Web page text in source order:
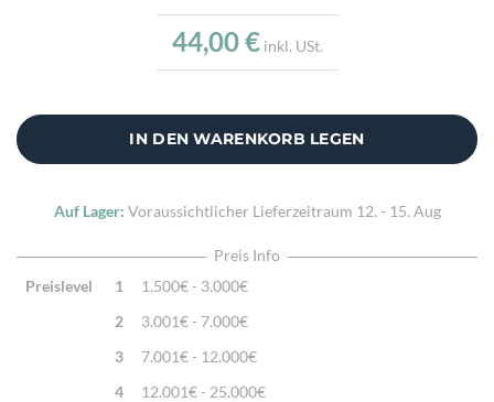
Handgewebt, Handbestickt
Klassisches Kelimmotiv, Handgewebter Kelim,
Zusatzinfo:
Kissenhülle ohne Füllung
44,00 € inkl. USt.
IN DEN WARENKORB LEGEN
Auf Lager: Voraussichtlicher Lieferzeitraum 12. - 15. Aug
Preis Info
Preislevel
1
1.500€ - 3.000€
2
3.001€ - 7.000€
3
7.001€ - 12.000€
4
12.001€ - 25.000€